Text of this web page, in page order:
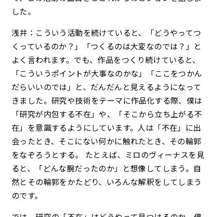
した。
浅井：こういう活動を続けていると、「どうやってつ
くっているのか？」「つくるのは大変なのでは？」と
よく言われます。でも、作品をつくり続けていると、
「こういうポイントが大事なのかな」「ここをつかん
だらいいのでは」と、だんだんと見えるようになって
きました。研究や技術をテーマに作品化する際、僕は
「研究が内包する不在」や、「そこから立ち上がる不
在」を意識するようにしています。人は「不在」に出
会ったとき、そこにない何かに触れたとき、その輪郭
をなぞろうとする。 たとえば、ミロのヴィーナスを見
ると、「どんな腕だったのか」と想像してしまう。自
然とその輪郭をかたどり、いろんな解釈をしてしまう
のです。